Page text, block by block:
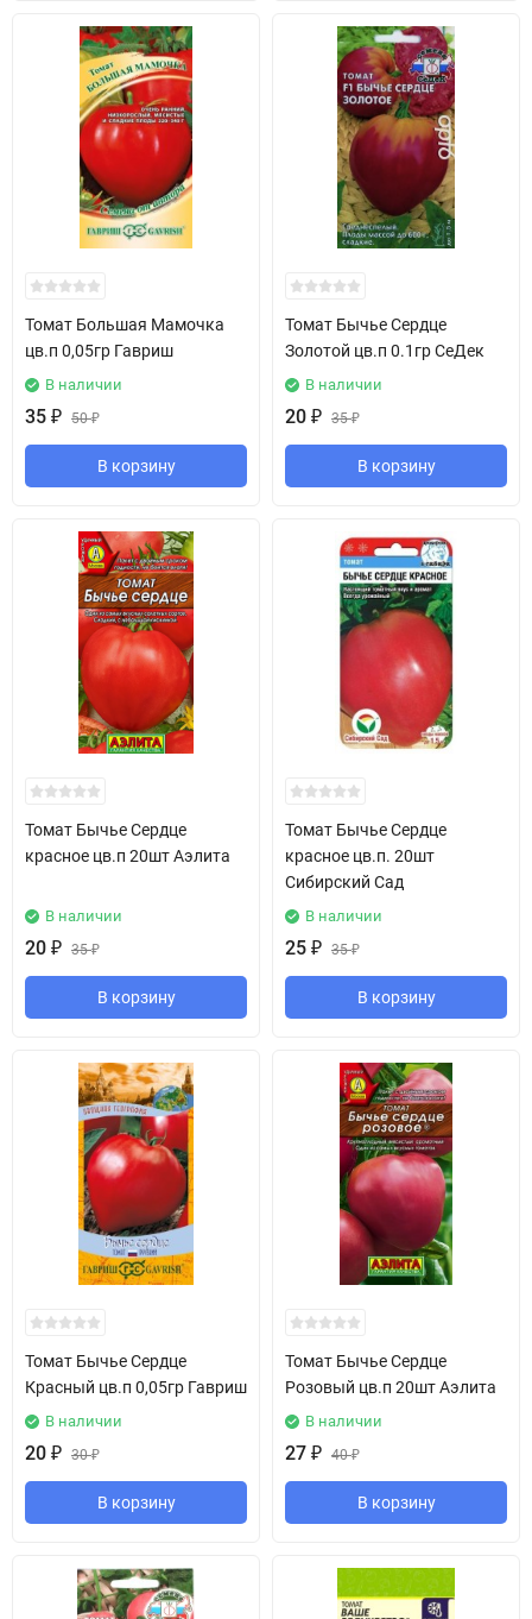
Томат Большая Мамочка
цв.п 0,05гр Гавриш
В наличии
35 ₽ 50₽
В корзину
Томат Бычье Сердце
Золотой цв.п 0.1гр СеДек
В наличии
20 ₽ 35₽
В корзину
Томат Бычье Сердце
красное цв.п 20шт Аэлита
В наличии
20 ₽ 35₽
В корзину
Томат Бычье Сердце
красное цв.п. 20шт
Сибирский Сад
В наличии
25 ₽ 35₽
В корзину
Томат Бычье Сердце
Красный цв.п 0,05гр Гавриш
В наличии
20 ₽ 30₽
В корзину
Томат Бычье Сердце
Розовый цв.п 20шт Аэлита
В наличии
27 ₽ 40₽
В корзину